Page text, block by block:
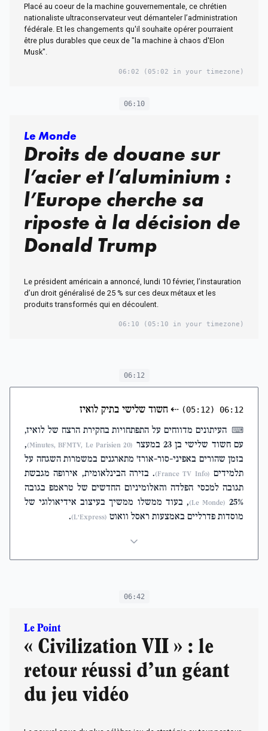
Placé au coeur de la machine gouvernementale, ce chrétien
nationaliste ultraconservateur veut démanteler l’administration
fédérale. Et les changements qu'il souhaite opérer pourraient
être plus durables que ceux de "la machine à chaos d'Elon
Musk".
06:02 (05:02 in your timezone)
06:10
Le Monde
Droits de douane sur
l’acier et l’aluminium :
l’Europe cherche sa
riposte à la décision de
Donald Trump
Le président américain a annoncé, lundi 10 février, l’instauration
d’un droit généralisé de 25 % sur ces deux métaux et les
produits transformés qui en découlent.
06:10 (05:10 in your timezone)
06:12
06:12
(05:12)
⇠חשוד שלישי בתיק לואיז
⌨ העיתונים מדווחים על התפתחויות בחקירת הרצח של לואיז,
עם חשוד שלישי בן 23 במעצר
(20 Minutes, BFMTV, Le Parisien)
,
בזמן שהורים באפיני-סור-אורז' מתארגנים במשמרות השגחה על
תלמידים (France TV Info)
. בזירה הבינלאומית, אירופה מגבשת
תגובה למכסי הפלדה והאלומיניום החדשים של טראמפ בגובה
25%
(Le Monde)
, בעוד ממשלו ממשיך בעיצוב אידיאולוגי של
מוסדות פדרליים באמצעות ראסל וואוט (L'Express)
.
06:42
Le Point
« Civilization VII » : le
retour réussi d’un géant
du jeu vidéo